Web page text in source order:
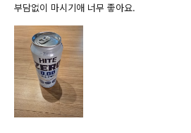
부담없이 마시기애 너무 좋아요.